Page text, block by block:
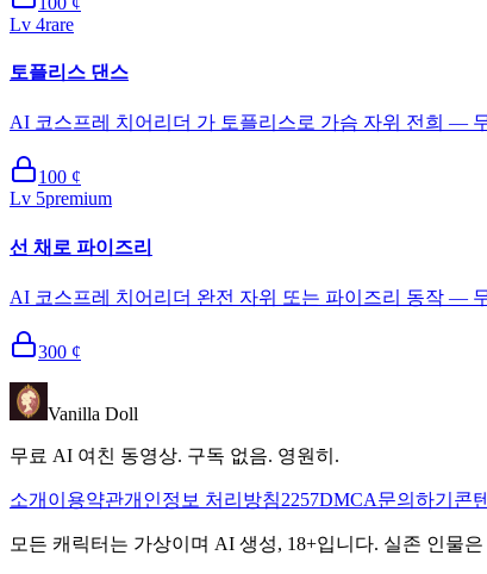
Lv 4rare
토플리스 댄스
AI 코스프레 치어리더 가 토플리스로 가슴 자위 전희 —
100 ¢
Lv 5premium
선 채로 파이즈리
AI 코스프레 치어리더 완전 자위 또는 파이즈리 동작 —
300 ¢
Vanilla Doll
무료 AI 여친 동영상. 구독 없음. 영원히.
소개 이용약관개인정보 처리방침2257DMCA문의하기 콘
모든 캐릭터는 가상이며 AI 생성, 18+입니다. 실존 인물